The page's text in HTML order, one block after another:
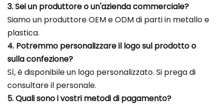
3. Sei un produttore o un'azienda commerciale?
Siamo un produttore OEM e ODM di parti in metallo e
plastica.
4. Potremmo personalizzare il logo sul prodotto o
sulla confezione?
Sì, è disponibile un logo personalizzato. Si prega di
consultare il personale.
5. Quali sono i vostri metodi di pagamento?